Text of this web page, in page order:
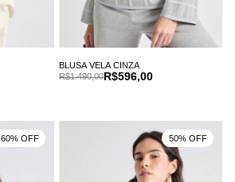
BLUSA VELA CINZA
R$596,00
R$1.490,00
60% OFF 50% OFF